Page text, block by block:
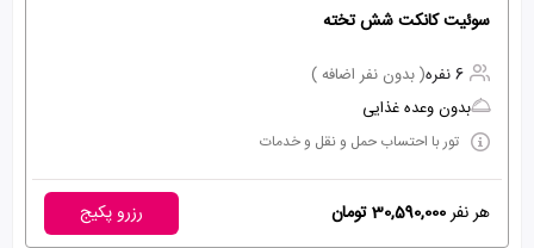
سوئیت کانکت شش تخته
6 نفره
( بدون نفر اضافه )
بدون وعده غذایی
تور با احتساب حمل و نقل و خدمات
هر نفر30,590,000 تومان رزرو پکیج